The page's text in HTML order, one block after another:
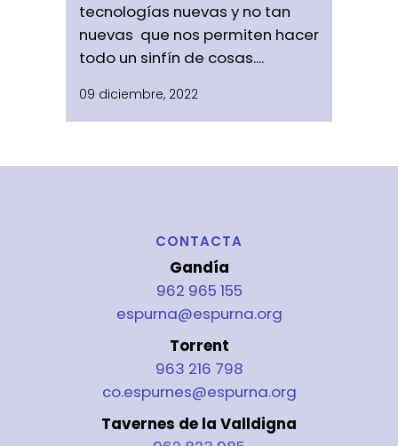
tecnologías nuevas y no tan
nuevas que nos permiten hacer
todo un sinfín de cosas....
09 diciembre, 2022
CONTACTA
Gandía
962 965 155
espurna@espurna.org
Torrent
963 216 798
co.espurnes@espurna.org
Tavernes de la Valldigna